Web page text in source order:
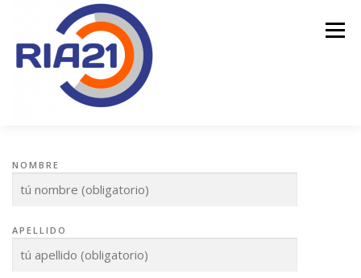
Menú
NOMBRE
APELLIDO